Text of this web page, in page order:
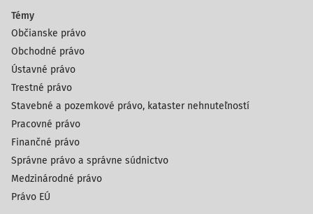
Témy
Občianske právo
Obchodné právo
Ústavné právo
Trestné právo
Stavebné a pozemkové právo, kataster nehnuteľností
Pracovné právo
Finančné právo
Správne právo a správne súdnictvo
Medzinárodné právo
Právo EÚ